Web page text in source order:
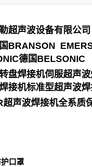
超声波设备有限公司
BRANSON
德国BELSONIC
盘焊接机伺服超声
接机标准型超声波
超声波焊接机全系质
口罩